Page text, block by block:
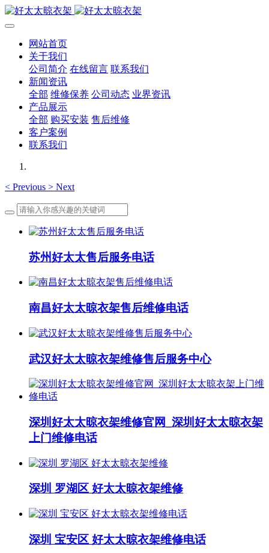
网站首页
关于我们
公司简介 在线留言 联系我们
新闻资讯
全部 维修保养 公司动态 业界资讯
产品展示
全部 购买安装 售后维修
客户案例
联系我们
< Previous > Next
苏州好太太售后服务电话
南昌好太太晾衣架售后维修电话
武汉好太太晾衣架维修售后服务中心
深圳好太太晾衣架维修官网_深圳好太太晾衣架
上门维修电话
深圳 罗湖区 好太太晾衣架维修
深圳 宝安区 好太太晾衣架维修电话